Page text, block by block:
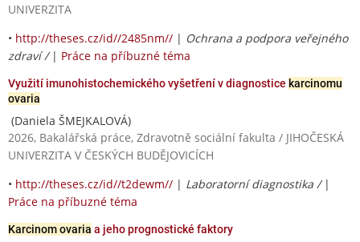
UNIVERZITA
• http://theses.cz/id//2485nm// | Ochrana a podpora veřejného
zdraví / | Práce na příbuzné téma
Využití imunohistochemického vyšetření v diagnostice karcinomu
ovaria
(Daniela ŠMEJKALOVÁ)
2026, Bakalářská práce, Zdravotně sociální fakulta / JIHOČESKÁ
UNIVERZITA V ČESKÝCH BUDĚJOVICÍCH
• http://theses.cz/id//t2dewm// | Laboratorní diagnostika / |
Práce na příbuzné téma
Karcinom ovaria a jeho prognostické faktory